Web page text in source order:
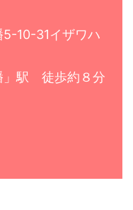
5-10-31イザワハ
」駅 徒歩約８分